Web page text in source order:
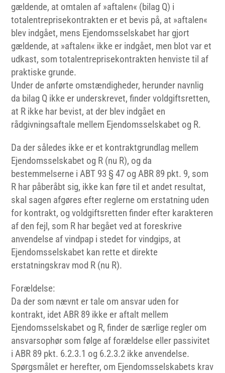
gældende, at omtalen af »aftalen« (bilag Q) i
totalentreprisekontrakten er et bevis på, at »aftalen«
blev indgået, mens Ejendomsselskabet har gjort
gældende, at »aftalen« ikke er indgået, men blot var et
udkast, som totalentreprisekontrakten henviste til af
praktiske grunde.
Under de anførte omstændigheder, herunder navnlig
da bilag Q ikke er underskrevet, finder voldgiftsretten,
at R ikke har bevist, at der blev indgået en
rådgivningsaftale mellem Ejendomsselskabet og R.
Da der således ikke er et kontraktgrundlag mellem
Ejendomsselskabet og R (nu R), og da
bestemmelserne i ABT 93 § 47 og ABR 89 pkt. 9, som
R har påberåbt sig, ikke kan føre til et andet resultat,
skal sagen afgøres efter reglerne om erstatning uden
for kontrakt, og voldgiftsretten finder efter karakteren
af den fejl, som R har begået ved at foreskrive
anvendelse af vindpap i stedet for vindgips, at
Ejendomsselskabet kan rette et direkte
erstatningskrav mod R (nu R).
Forældelse:
Da der som nævnt er tale om ansvar uden for
kontrakt, idet ABR 89 ikke er aftalt mellem
Ejendomsselskabet og R, finder de særlige regler om
ansvarsophør som følge af forældelse eller passivitet
i ABR 89 pkt. 6.2.3.1 og 6.2.3.2 ikke anvendelse.
Spørgsmålet er herefter, om Ejendomsselskabets krav